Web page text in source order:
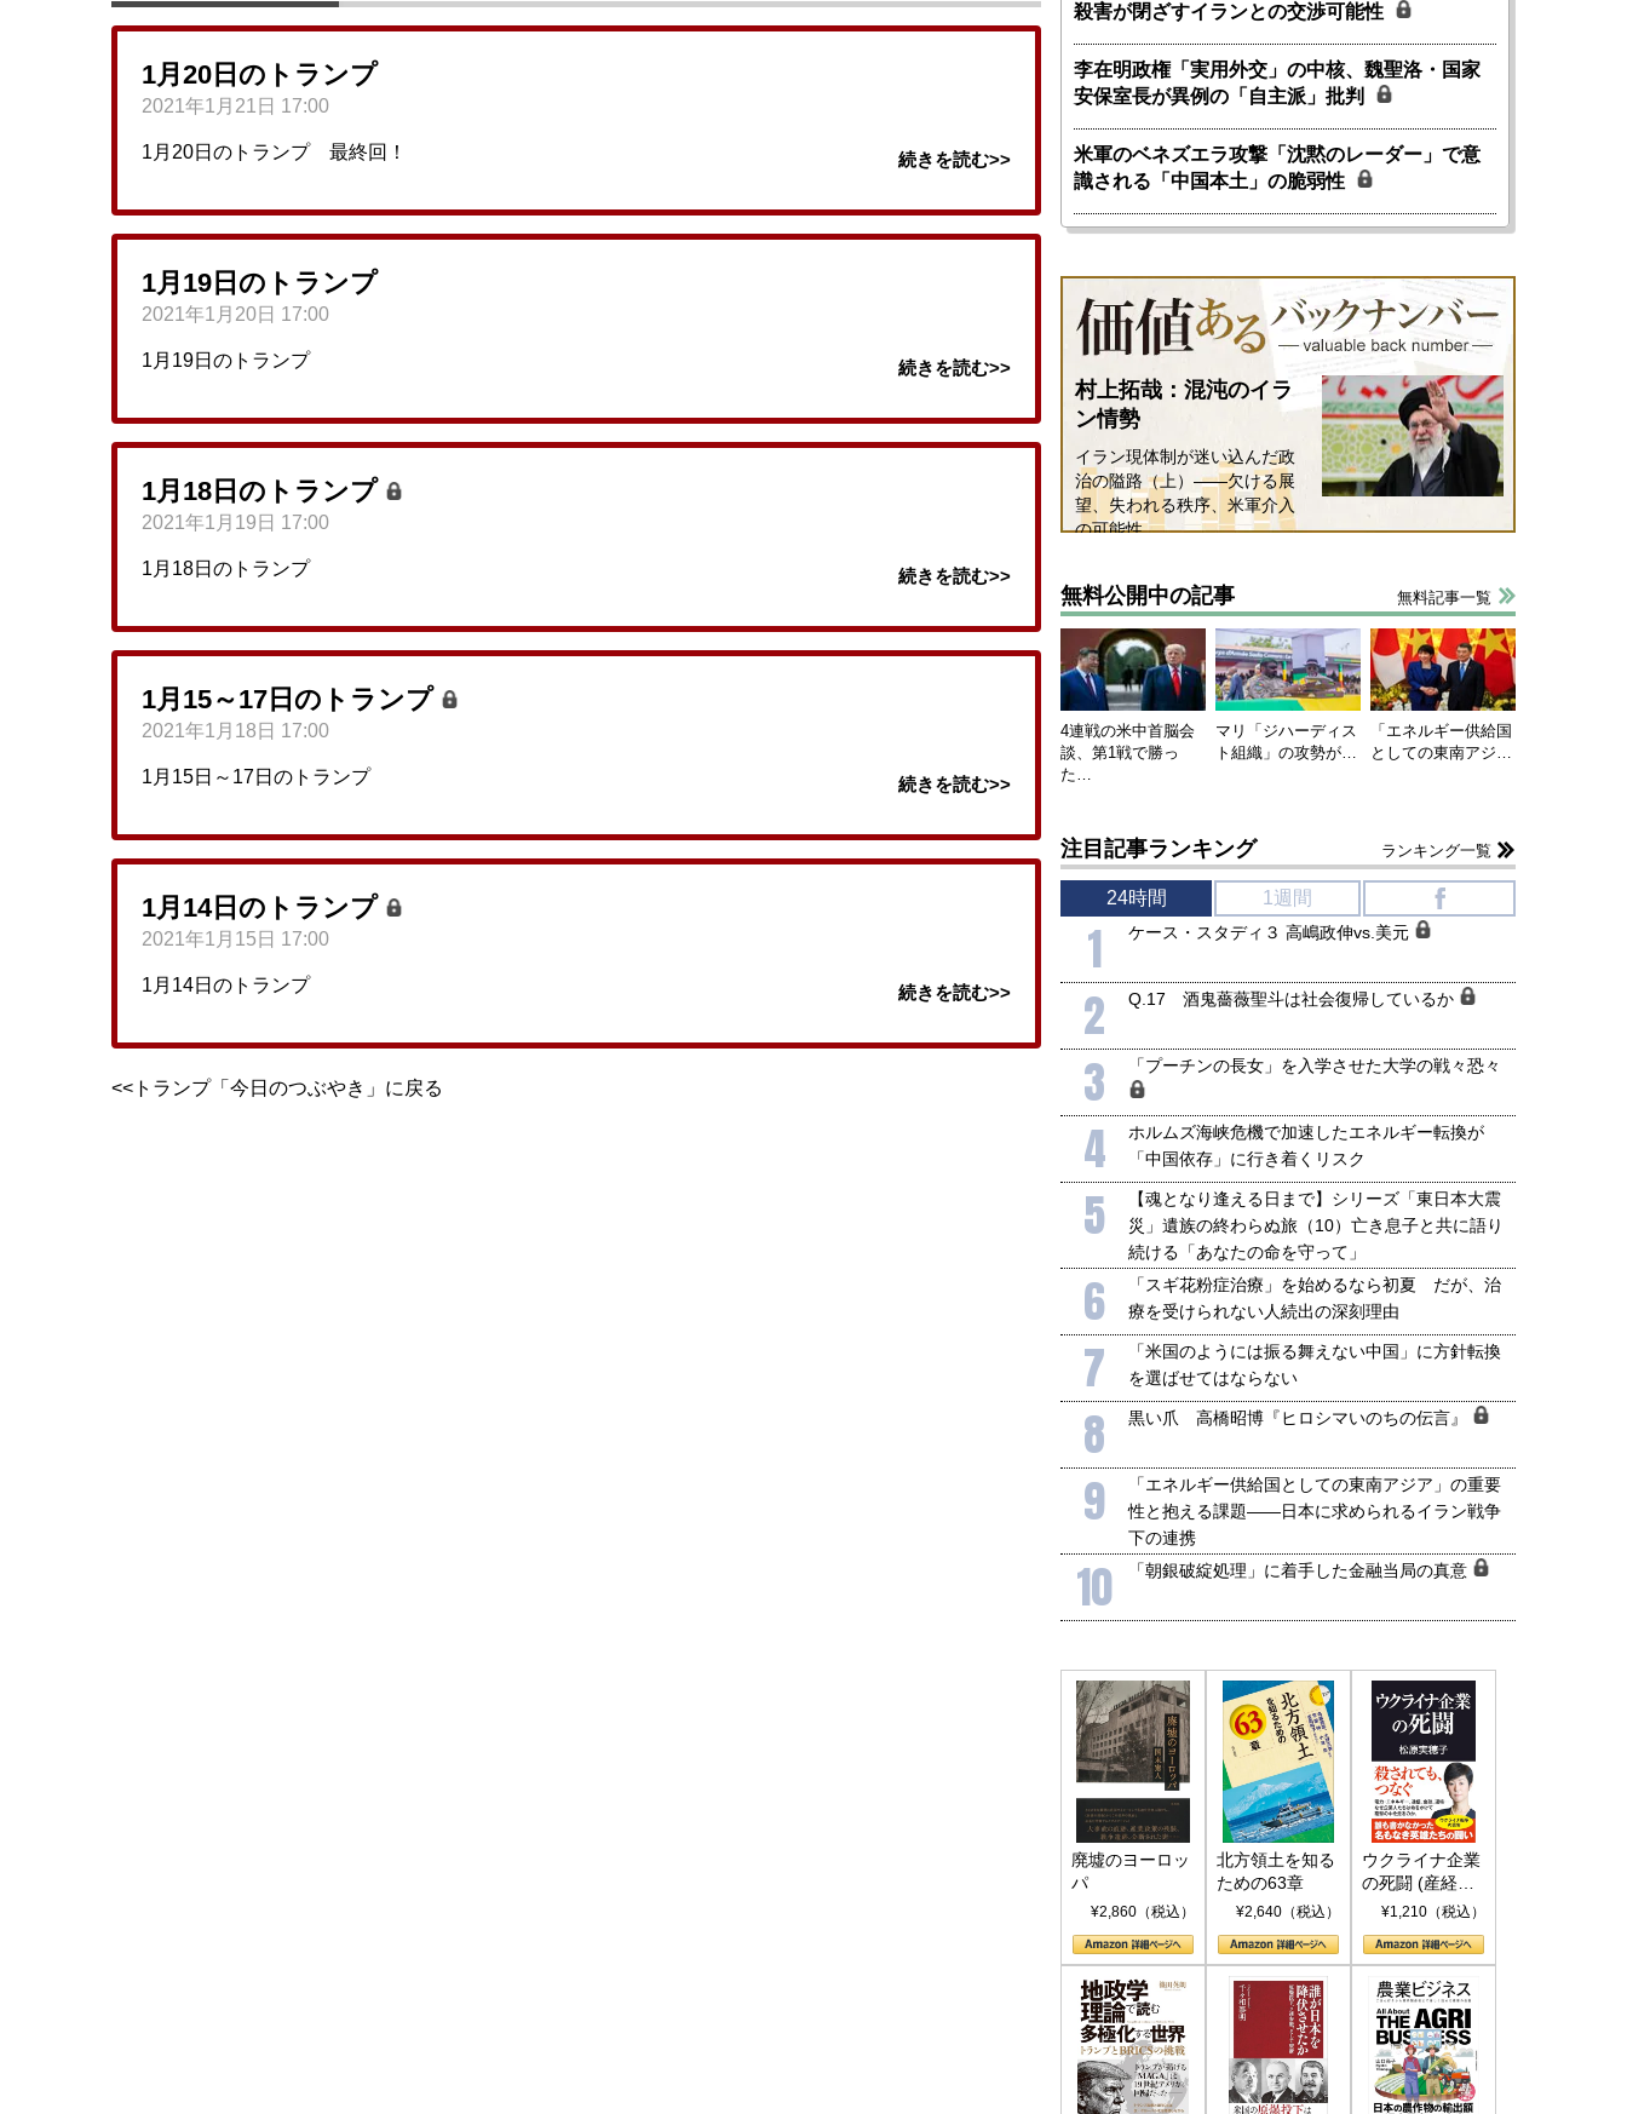
1月20日のトランプ
2021年1月21日 17:00
1月20日のトランプ 最終回！ 続きを読む>>
1月19日のトランプ
2021年1月20日 17:00
1月19日のトランプ 続きを読む>>
1月18日のトランプ
2021年1月19日 17:00
1月18日のトランプ 続きを読む>>
1月15～17日のトランプ
2021年1月18日 17:00
1月15日～17日のトランプ 続きを読む>>
1月14日のトランプ
2021年1月15日 17:00
1月14日のトランプ 続きを読む>>
<<トランプ「今日のつぶやき」に戻る
殺害が閉ざすイランとの交渉可能性
李在明政権「実用外交」の中核、魏聖洛・国家
安保室長が異例の「自主派」批判
米軍のベネズエラ攻撃「沈黙のレーダー」で意
識される「中国本土」の脆弱性
村上拓哉：混沌のイラ
ン情勢
イラン現体制が迷い込んだ政
治の隘路（上）――欠ける展
望、失われる秩序、米軍介入
の可能性
無料公開中の記事 無料記事一覧
4連戦の米中首脳会
談、第1戦で勝っ
た…
マリ「ジハーディス
ト組織」の攻勢が…
「エネルギー供給国
としての東南アジ…
注目記事ランキング ランキング一覧
24時間 1週間
1 ケース・スタディ３ 高嶋政伸vs.美元
2 Q.17 酒鬼薔薇聖斗は社会復帰しているか
3 「プーチンの長女」を入学させた大学の戦々恐々
4
ホルムズ海峡危機で加速したエネルギー転換が
「中国依存」に行き着くリスク
5
【魂となり逢える日まで】シリーズ「東日本大震
災」遺族の終わらぬ旅（10）亡き息子と共に語り
続ける「あなたの命を守って」
6
「スギ花粉症治療」を始めるなら初夏 だが、治
療を受けられない人続出の深刻理由
7
「米国のようには振る舞えない中国」に方針転換
を選ばせてはならない
8 黒い爪 高橋昭博『ヒロシマいのちの伝言』
9
「エネルギー供給国としての東南アジア」の重要
性と抱える課題――日本に求められるイラン戦争
下の連携
10 「朝銀破綻処理」に着手した金融当局の真意
廃墟のヨーロッ
パ
¥2,860（税込）
北方領土を知る
ための63章
¥2,640（税込）
ウクライナ企業
の死闘 (産経セ
レクト S 039)
¥1,210（税込）